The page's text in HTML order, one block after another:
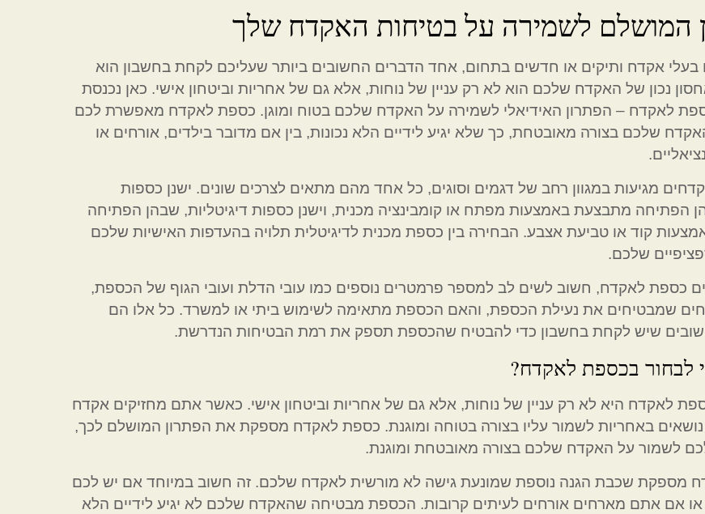
המושלם לשמירה על בטיחות האקדח שלך
בעלי אקדח ותיקים או חדשים בתחום, אחד הדברים החשובים ביותר שעליכם לקחת בחשבון הוא
נכון של האקדח שלכם הוא לא רק עניין של נוחות, אלא גם של אחריות וביטחון אישי. כאן נכנסת
לאקדח – הפתרון האידיאלי לשמירה על האקדח שלכם בטוח ומוגן. כספת לאקדח מאפשרת לכם
שלכם בצורה מאובטחת, כך שלא יגיע לידיים הלא נכונות, בין אם מדובר בילדים, אורחים או
מגיעות במגוון רחב של דגמים וסוגים, כל אחד מהם מתאים לצרכים שונים. ישנן כספות
הפתיחה מתבצעת באמצעות מפתח או קומבינציה מכנית, וישנן כספות דיגיטליות, שבהן הפתיחה
קוד או טביעת אצבע. הבחירה בין כספת מכנית לדיגיטלית תלויה בהעדפות האישיות שלכם
שלכם.
כספת לאקדח, חשוב לשים לב למספר פרמטרים נוספים כמו עובי הדלת ועובי הגוף של הכספת,
שמבטיחים את נעילת הכספת, והאם הכספת מתאימה לשימוש ביתי או למשרד. כל אלו הם
שיש לקחת בחשבון כדי להבטיח שהכספת תספק את רמת הבטיחות הנדרשת.
לבחור בכספת לאקדח?
לאקדח היא לא רק עניין של נוחות, אלא גם של אחריות וביטחון אישי. כאשר אתם מחזיקים אקדח
באחריות לשמור עליו בצורה בטוחה ומוגנת. כספת לאקדח מספקת את הפתרון המושלם לכך,
לשמור על האקדח שלכם בצורה מאובטחת ומוגנת.
מספקת שכבת הגנה נוספת שמונעת גישה לא מורשית לאקדח שלכם. זה חשוב במיוחד אם יש לכם
או אם אתם מארחים אורחים לעיתים קרובות. הכספת מבטיחה שהאקדח שלכם לא יגיע לידיים הלא